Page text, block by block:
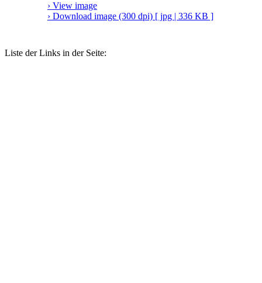
› View image
› Download image (300 dpi) [ jpg | 336 KB ]
Liste der Links in der Seite: